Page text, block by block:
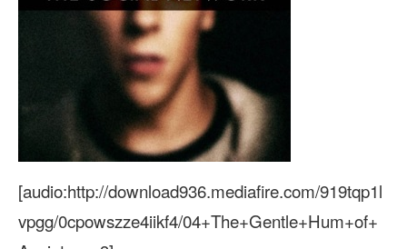
[audio:http://download936.mediafire.com/919tqp1l
vpgg/0cpowszze4iikf4/04+The+Gentle+Hum+of+